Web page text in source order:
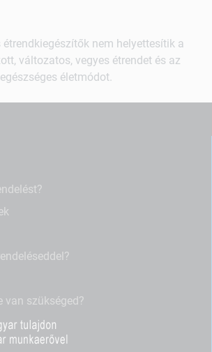
nem helyettesítik a
változatos, vegyes étrendet és az
egészséges életmódot.
van szükséged?